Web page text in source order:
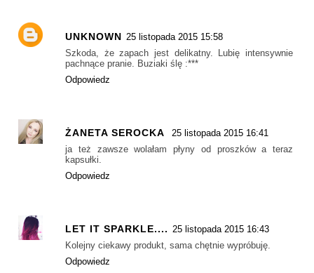
UNKNOWN 25 listopada 2015 15:58
Szkoda, że zapach jest delikatny. Lubię intensywnie
pachnące pranie. Buziaki ślę :***
Odpowiedz
ŻANETA SEROCKA
25 listopada 2015 16:41
ja też zawsze wolałam płyny od proszków a teraz
kapsułki.
Odpowiedz
LET IT SPARKLE.... 25 listopada 2015 16:43
Kolejny ciekawy produkt, sama chętnie wypróbuję.
Odpowiedz